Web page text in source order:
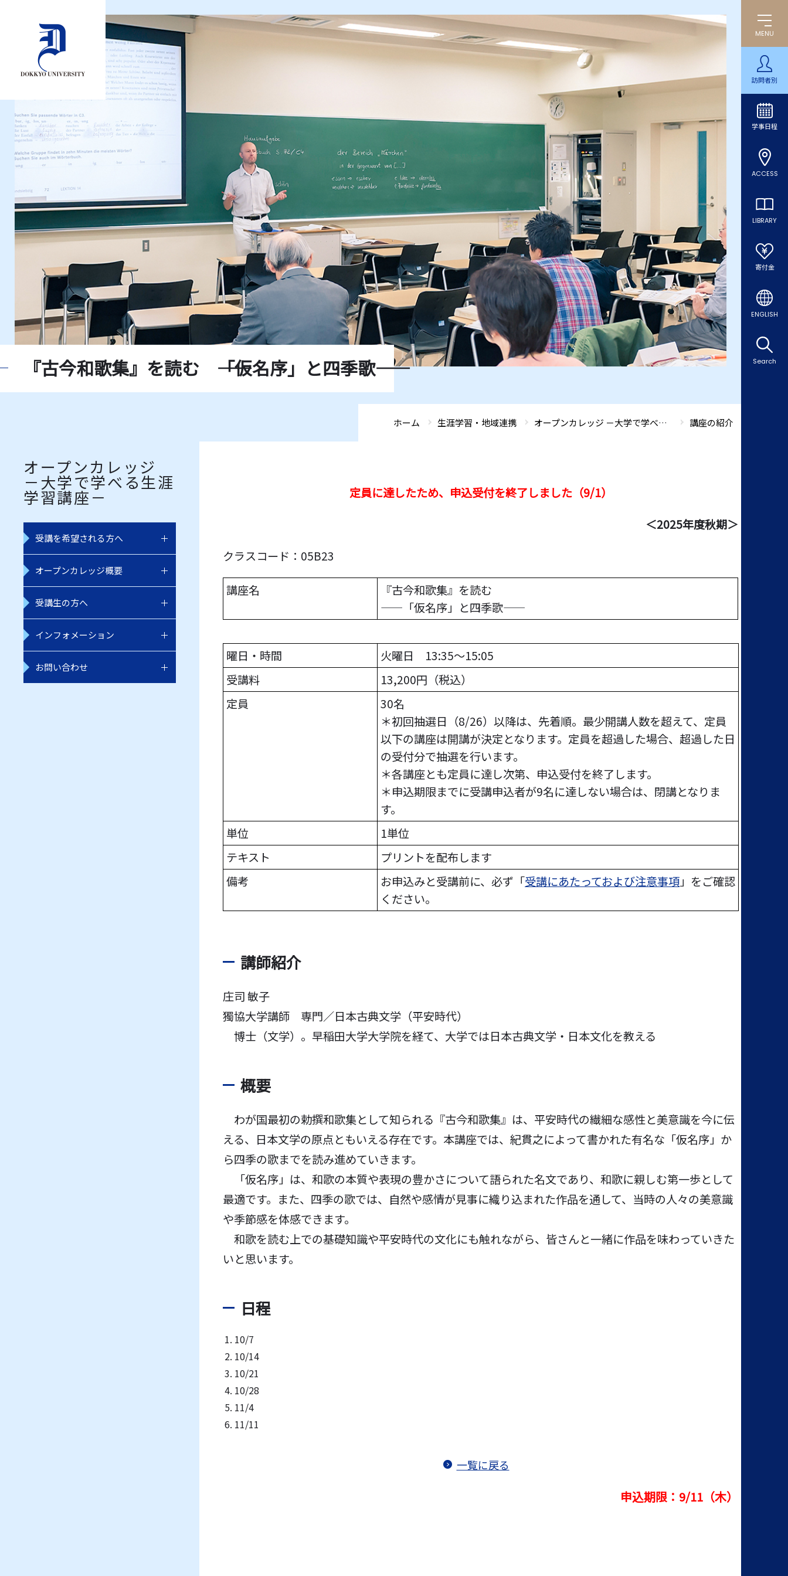
MENU
訪問者別
学事日程
ACCESS
LIBRARY
寄付金
ENGLISH
Search
『古今和歌集』を読む ――「仮名序」と四季歌――
ホーム 生涯学習・地域連携 オープンカレッジ －大学で学べる生涯学習講座－ 講座の紹介
オープンカレッジ
－大学で学べる生涯
学習講座－
受講を希望される方へ
オープンカレッジ概要
受講生の方へ
インフォメーション
お問い合わせ
定員に達したため、申込受付を終了しました（9/1）
＜2025年度秋期＞
クラスコード：05B23
講座名
『古今和歌集』を読む
――「仮名序」と四季歌――
曜日・時間
火曜日 13:35～15:05
受講料
13,200円（税込）
定員
30名
＊初回抽選日（8/26）以降は、先着順。最少開講人数を超えて、定員
以下の講座は開講が決定となります。定員を超過した場合、超過した日
の受付分で抽選を行います。
＊各講座とも定員に達し次第、申込受付を終了します。
＊申込期限までに受講申込者が9名に達しない場合は、閉講となりま
す。
単位
1単位
テキスト
プリントを配布します
備考
お申込みと受講前に、必ず「受講にあたっておよび注意事項」をご確認
ください。
講師紹介
庄司 敏子
獨協大学講師 専門／日本古典文学（平安時代）
博士（文学）。早稲田大学大学院を経て、大学では日本古典文学・日本文化を教える
概要
わが国最初の勅撰和歌集として知られる『古今和歌集』は、平安時代の繊細な感性と美意識を今に伝
える、日本文学の原点ともいえる存在です。本講座では、紀貫之によって書かれた有名な「仮名序」か
ら四季の歌までを読み進めていきます。
「仮名序」は、和歌の本質や表現の豊かさについて語られた名文であり、和歌に親しむ第一歩として
最適です。また、四季の歌では、自然や感情が見事に織り込まれた作品を通して、当時の人々の美意識
や季節感を体感できます。
和歌を読む上での基礎知識や平安時代の文化にも触れながら、皆さんと一緒に作品を味わっていきた
いと思います。
日程
10/7
10/14
10/21
10/28
11/4
11/11
一覧に戻る
申込期限：9/11（木）